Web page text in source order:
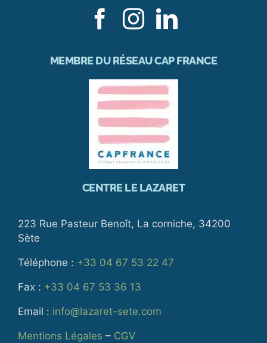
MEMBRE DU RÉSEAU CAP FRANCE
CENTRE LE LAZARET
223 Rue Pasteur Benoît, La corniche, 34200
Sète
Téléphone : +33 04 67 53 22 47
Fax : +33 04 67 53 36 13
Email : info@lazaret-sete.com
Mentions Légales – CGV